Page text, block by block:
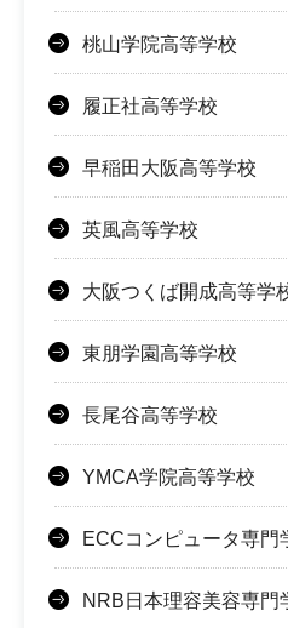
桃山学院高等学校
履正社高等学校
早稲田大阪高等学校
英風高等学校
大阪つくば開成高等学
東朋学園高等学校
長尾谷高等学校
YMCA学院高等学校
ECCコンピュータ専門
NRB日本理容美容専門